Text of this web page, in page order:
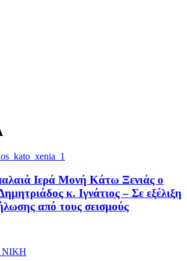
Ιερά Μονή Κάτω Ξενιάς ο
κ. Ιγνάτιος – Σε εξέλιξη
από τους σεισμούς